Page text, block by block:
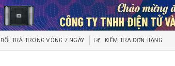
ĐỔI TRẢ TRONG VÒNG 7 NGÀY KIỂM TRA ĐƠN HÀNG